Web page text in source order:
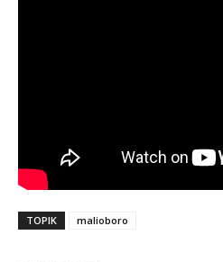
TOPIK malioboro